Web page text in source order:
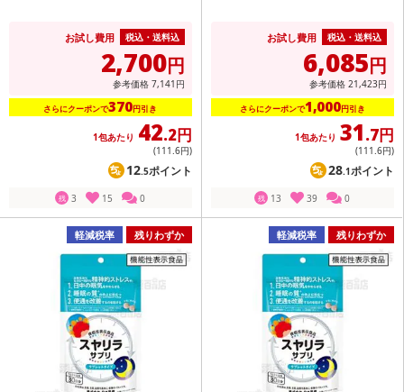
お試し費用 税込・送料込
2,700円
参考価格 7,141 円
さらにクーポンで370円引き
1包あたり 42.2円
(111.6円)
12.5ポイント
残 3 15 0
お試し費用 税込・送料込
6,085円
参考価格 21,423円
さらにクーポンで1,000円引き
1包あたり 31.7円
(111.6円)
28.1ポイント
残 13 39 0
軽減税率 残りわずか 軽減税率 残りわずか